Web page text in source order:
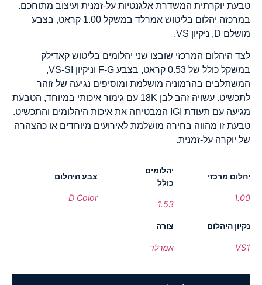
טבעת יוקרתית המשדרת אלגנטיות על-זמנית ועיצוב מתוחכם.
במרכזה יהלום בליטוש אמרלד במשקל 1.00 קראט, בצבע
מושלם D, ניקיון VS.
לצד היהלום המרכזי שובצו שני יהלומים בליטוש קאדילק
במשקל כולל של 0.53 קראט, בצבע F-G וניקיון VS-SI,
המשתלבים בהרמוניה מושלמת ומוסיפים נגיעה של זוהר
לתכשיט. עשויה זהב לבן 18K עם גימור איכותי במיוחד, הטבעת
מגיעה עם תעודת IGI המבטיחה את איכות היהלומים והתכשיט.
טבעת זו מהווה בחירה מושלמת לאירועים מיוחדים או כהצהרה
של יוקרה על-זמנית.
יהלום מרכזי
1.00
יהלומים
כולל
1.53
צבע היהלום
D Color
נקיון היהלום
VS1
צורה
אמרלד